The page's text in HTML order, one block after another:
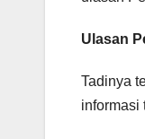
Ulasan
Tadinya
informasi